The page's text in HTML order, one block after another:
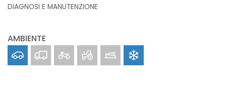
DIAGNOSI E MANUTENZIONE
AMBIENTE
Car
Truck Bike Off-Highway
Marine Clima